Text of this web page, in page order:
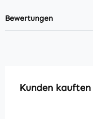
Bewertungen
Produktgalerie
Kunden kauften